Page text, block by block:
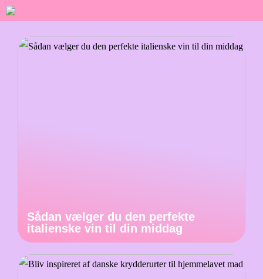
Sådan vælger du den perfekte
italienske vin til din middag